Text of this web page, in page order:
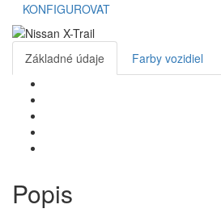
KONFIGUROVAT
Základné údaje Farby vozidiel
Popis